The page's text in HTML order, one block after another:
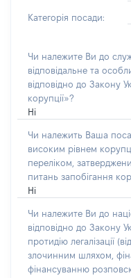
Категорія посади:
Чи належите Ви до
відповідальне та
відповідно до Закону
корупції»?
Ні
Чи належить Ваша
високим рівнем
переліком,
питань запобігання
Ні
Чи належите Ви до
відповідно до Закону
протидію легалізації
злочинним шляхом,
фінансуванню